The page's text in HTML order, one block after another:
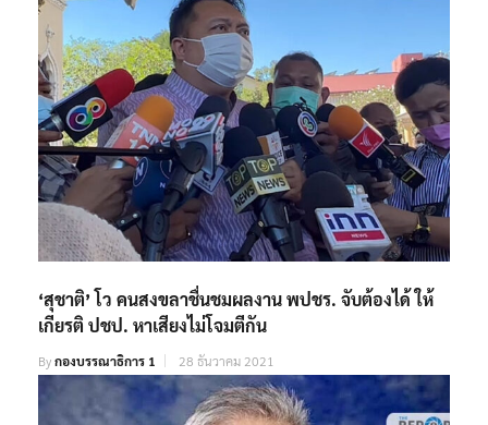
‘สุชาติ’ โว คนสงขลาชื่นชมผลงาน พปชร. จับต้องได้ ให้
เกียรติ ปชป. หาเสียงไม่โจมตีกัน
Byกองบรรณาธิการ 1 28 ธันวาคม 2021